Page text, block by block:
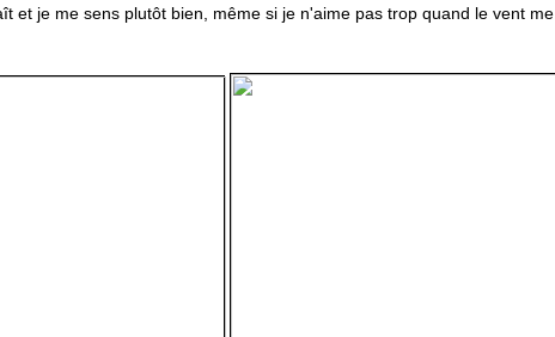
et je me sens plutôt bien, même si je n'aime pas trop quand le vent me